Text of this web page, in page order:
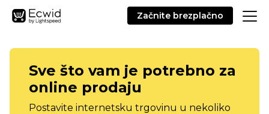
Začnite brezplačno
Sve što vam je potrebno za
online prodaju
Postavite internetsku trgovinu u nekoliko